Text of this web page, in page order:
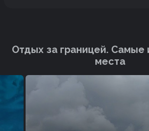
Отдых за границей. Cамые
места